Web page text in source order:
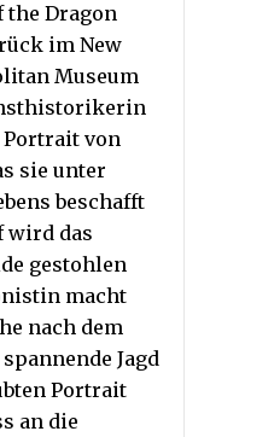
the Dragon
im New
Museum
Portrait von
sie unter
beschafft
wird das
gestohlen
macht
nach dem
Jagd
Portrait
an die